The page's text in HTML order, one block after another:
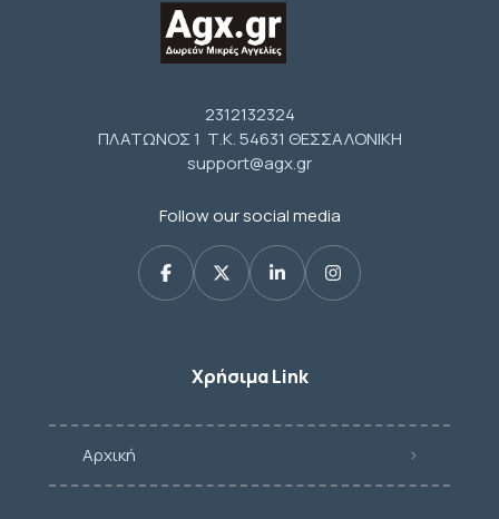
2312132324
ΠΛΑΤΩΝΟΣ 1 Τ.Κ. 54631 ΘΕΣΣΑΛΟΝΙΚΗ
support@agx.gr
Follow our social media
Χρήσιμα Link
Αρχική